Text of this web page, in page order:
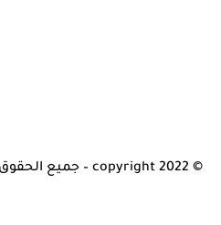
© copyright 2022 – جميع الحقوق محفوظة